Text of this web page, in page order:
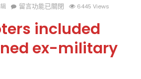
在
與
會
留言功能已關閉 6445 Views
included
ex-military